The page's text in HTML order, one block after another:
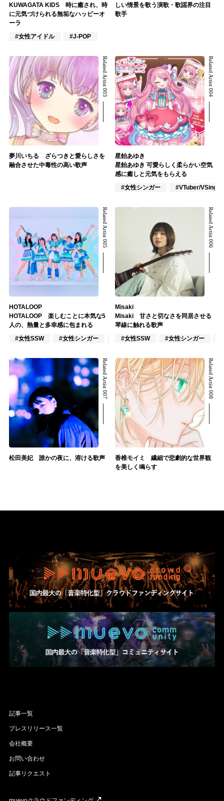
KUWAGATA KIDS 時に癒され、時
に元気づけられる無垢なハッピーオ
ーラ
#女性アイドル
#J-POP
しい情景を歌う演歌・歌謡界の注目
歌手
Related Artist 003
夢川いちる ざらつきと愛らしさを
融合させた中毒性の高い歌声
Related Artist 004
星飴あゆき
星飴あゆき 可愛らしく柔らかい空気
感に癒しと元気をもらえる
#女性シンガー
#VTuber/VSinger
Related Artist 005
HOTALOOP
HOTALOOP 楽しむことに本気な5
人の、熱量と多幸感に包まれる
#女性SSW
#女性シンガー #女性シンガーグループ
Related Artist 006
Misaki
Misaki 甘さと切なさを同居させる
琴線に触れる歌声
#女性SSW
#女性シンガー
Related Artist 007
松田美妃 誰かの夜に、溶ける歌声
Related Artist 008
香椎モイミ 繊細で悲劇的な世界観
を美しく鳴らす
記事一覧
プレスリリース一覧
会社概要
お問い合わせ
記事リクエスト